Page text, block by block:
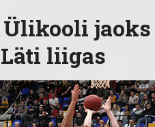
liigas